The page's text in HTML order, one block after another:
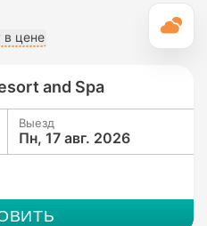
цене
and Spa
Выезд
Пн, 17 авг. 2026